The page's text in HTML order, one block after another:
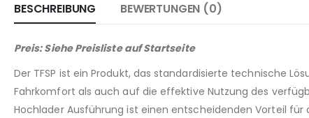
BESCHREIBUNG BEWERTUNGEN (0)
Preis: Siehe Preisliste auf Startseite
Der TFSP ist ein Produkt, das standardisierte technische
Fahrkomfort als auch auf die effektive Nutzung des
Hochlader Ausführung ist einen entscheidenden Vorteil